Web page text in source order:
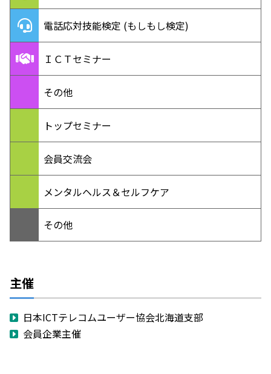
電話応対技能検定 (もしもし検定)
ＩＣＴセミナー
その他
トップセミナー
会員交流会
メンタルヘルス＆セルフケア
その他
主催
日本ICTテレコムユーザー協会北海道支部
会員企業主催